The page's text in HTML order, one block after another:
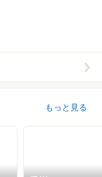
もっと見る